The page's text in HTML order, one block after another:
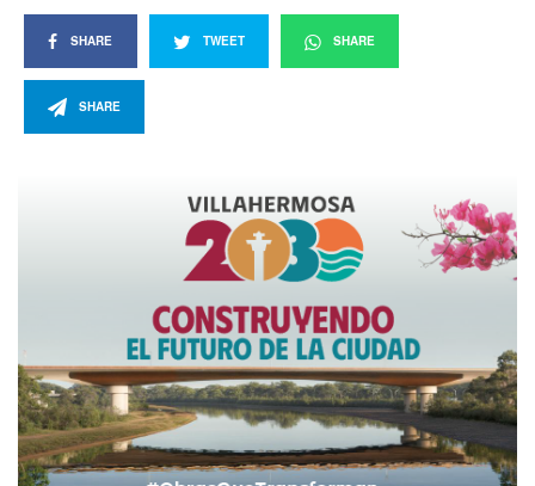
SHARE TWEET SHARE
SHARE